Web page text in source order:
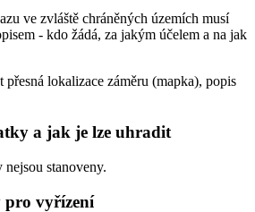
ve zvláště chráněných územích musí
- kdo žádá, za jakým účelem a na jak
přesná lokalizace záměru (mapka), popis
a jak je lze uhradit
stanoveny.
pro vyřízení